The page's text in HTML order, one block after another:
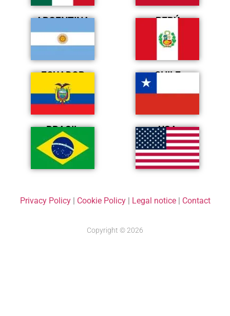
ARGENTINA PERÚ
ECUADOR CHILE
BRASIL USA
Privacy Policy| Cookie Policy| Legal notice| Contact
Copyright © 2026